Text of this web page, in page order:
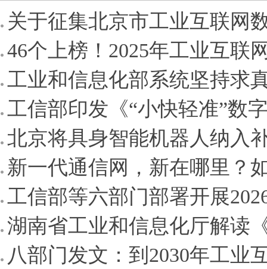
关于征集北京市工业互联网
46个上榜！2025年工业互联
工业和信息化部系统坚持求
工信部印发《“小快轻准”数
北京将具身智能机器人纳入
新一代通信网，新在哪里？
工信部等六部门部署开展
湖南省工业和信息化厅解读
八部门发文：到2030年工业